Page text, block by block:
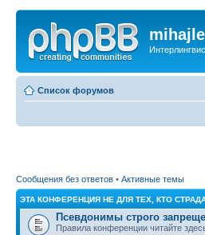
Список форумов
Сообщения без ответов • Активные темы
ЭТА КОНФЕРЕНЦИЯ НЕ ДЛЯ ТЕХ, КТО
Псевдонимы строго
Правила конференции читайте